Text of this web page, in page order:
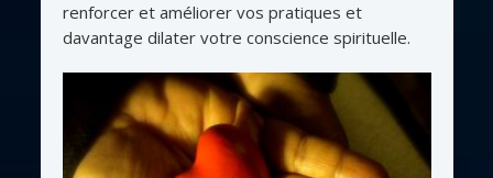
renforcer et améliorer vos pratiques et
davantage dilater votre conscience spirituelle.